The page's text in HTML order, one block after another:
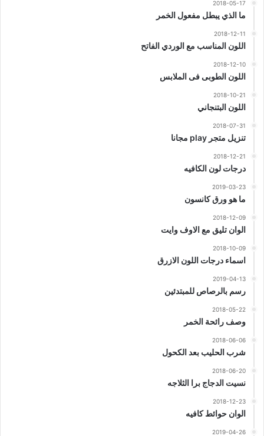
2018-05-17
ما الذي يبطل مفعول الخمر
2018-12-11
اللون المناسب مع الوردي الفاتح
2018-12-10
اللون الطوبى فى الملابس
2018-10-21
اللون البتنجاني
2018-07-31
تنزيل متجر play مجانا
2018-12-21
درجات لون الكافيه
2019-03-23
ما هو ورق كانسون
2018-12-09
الوان تليق مع الاوف وايت
2018-10-09
اسماء درجات اللون الازرق
2019-04-13
رسم بالرصاص للمبتدئين
2018-05-22
وصف رائحة الخمر
2018-06-06
شرب الحليب بعد الكحول
2018-06-20
نسيت الدجاج برا الثلاجه
2018-12-23
الوان حوائط كافيه
2019-04-26